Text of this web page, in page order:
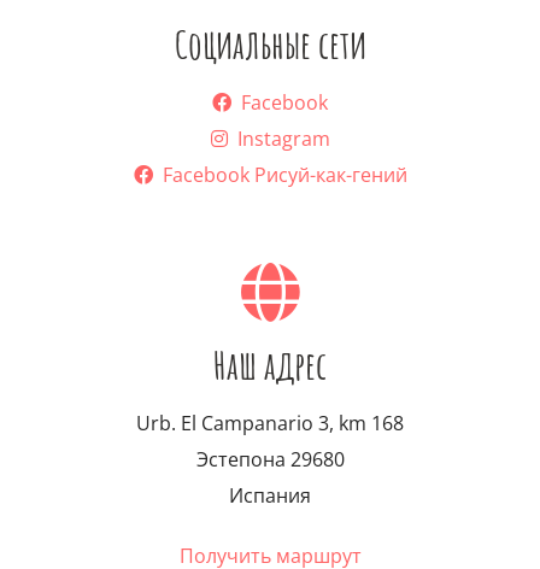
Социальные сети
Facebook
Instagram
Facebook Рисуй-как-гений
Наш адрес
Urb. El Campanario 3, km 168
Эстепона 29680
Испания
Получить маршрут